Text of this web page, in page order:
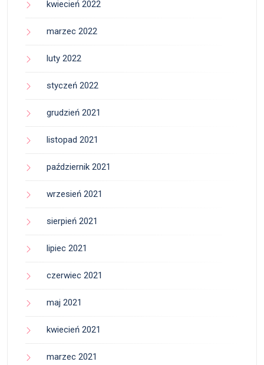
kwiecień 2022
marzec 2022
luty 2022
styczeń 2022
grudzień 2021
listopad 2021
październik 2021
wrzesień 2021
sierpień 2021
lipiec 2021
czerwiec 2021
maj 2021
kwiecień 2021
marzec 2021